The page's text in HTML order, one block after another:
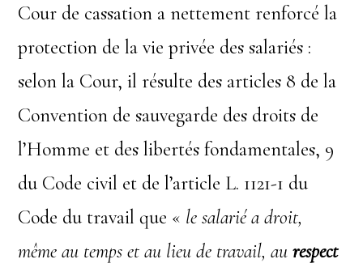
Cour de cassation a nettement renforcé la
protection de la vie privée des salariés :
selon la Cour, il résulte des articles 8 de la
Convention de sauvegarde des droits de
l’Homme et des libertés fondamentales, 9
du Code civil et de l’article L. 1121-1 du
Code du travail que « le salarié a droit,
même au temps et au lieu de travail, aurespect